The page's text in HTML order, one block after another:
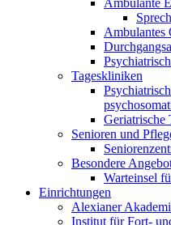
Tageskliniken
Geriatrische
Senioren und
Besondere
Warteinsel
Einrichtungen
Alexianer
Institut für Fort-